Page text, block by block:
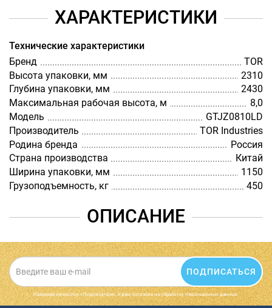
ХАРАКТЕРИСТИКИ
Технические характеристики
Бренд
TOR
Высота упаковки, мм
2310
Глубина упаковки, мм
2430
Максимальная рабочая высота, м
8,0
Модель
GTJZ0810LD
Производитель
TOR Industries
Родина бренда
Россия
Страна производства
Китай
Ширина упаковки, мм
1150
Грузоподъемность, кг
450
ОПИСАНИЕ
ПОДПИСАТЬСЯ
Нажимая на кнопку «Подписаться», я даю cогласие на обработку персональных данных.